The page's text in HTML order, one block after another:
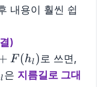
내용이 훨씬 쉽
)
F (hl ) 로 쓰면,
l 은 지름길로 그대